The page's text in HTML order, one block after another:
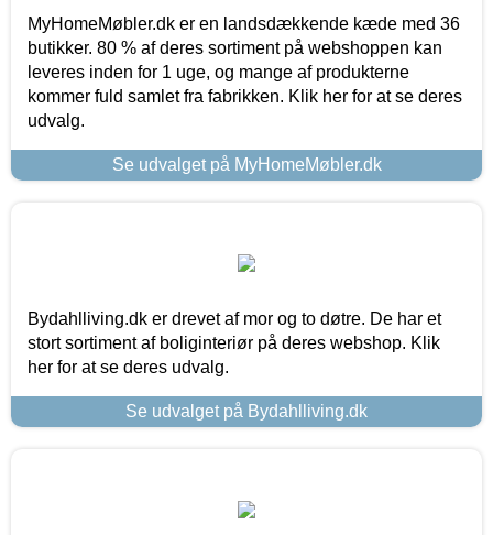
MyHomeMøbler.dk er en landsdækkende kæde med 36
butikker. 80 % af deres sortiment på webshoppen kan
leveres inden for 1 uge, og mange af produkterne
kommer fuld samlet fra fabrikken. Klik her for at se deres
udvalg.
Se udvalget på MyHomeMøbler.dk
Bydahlliving.dk er drevet af mor og to døtre. De har et
stort sortiment af boliginteriør på deres webshop. Klik
her for at se deres udvalg.
Se udvalget på Bydahlliving.dk